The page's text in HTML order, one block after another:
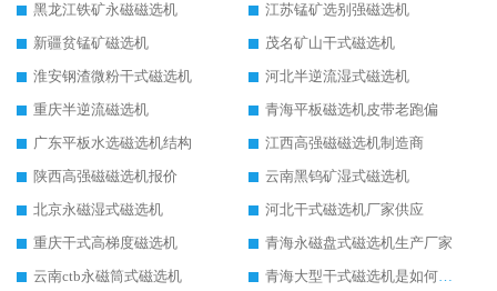
黑龙江铁矿永磁磁选机
江苏锰矿选别强磁选机
新疆贫锰矿磁选机
茂名矿山干式磁选机
淮安钢渣微粉干式磁选机
河北半逆流湿式磁选机
重庆半逆流磁选机
青海平板磁选机皮带老跑偏
广东平板水选磁选机结构
江西高强磁磁选机制造商
陕西高强磁磁选机报价
云南黑钨矿湿式磁选机
北京永磁湿式磁选机
河北干式磁选机厂家供应
重庆干式高梯度磁选机
青海永磁盘式磁选机生产厂家
云南ctb永磁筒式磁选机
青海大型干式磁选机是如何选矿的